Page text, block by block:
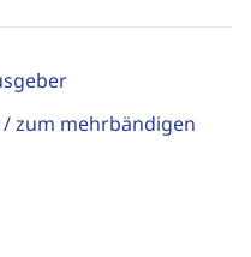
zum mehrbändigen